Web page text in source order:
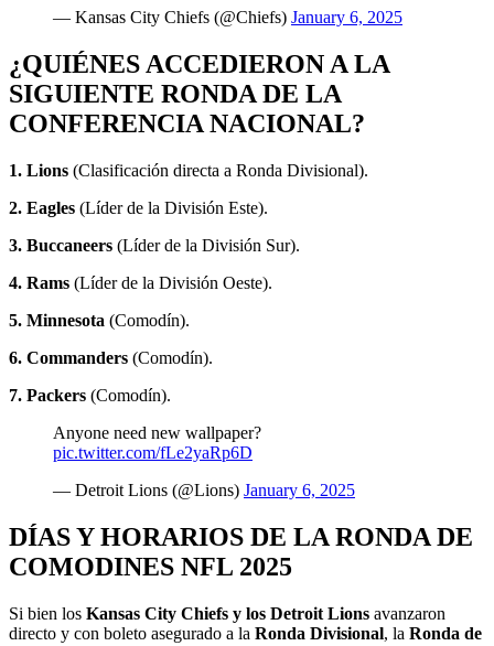
— Kansas City Chiefs (@Chiefs) January 6, 2025
¿QUIÉNES ACCEDIERON A LA
SIGUIENTE RONDA DE LA
CONFERENCIA NACIONAL?
1. Lions (Clasificación directa a Ronda Divisional).
2. Eagles (Líder de la División Este).
3. Buccaneers (Líder de la División Sur).
4. Rams (Líder de la División Oeste).
5. Minnesota (Comodín).
6. Commanders (Comodín).
7. Packers (Comodín).
Anyone need new wallpaper?
pic.twitter.com/fLe2yaRp6D
— Detroit Lions (@Lions) January 6, 2025
DÍAS Y HORARIOS DE LA RONDA DE
COMODINES NFL 2025
Si bien los Kansas City Chiefs y los Detroit Lions avanzaron
directo y con boleto asegurado a la Ronda Divisional, la Ronda de